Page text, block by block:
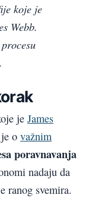
koje je
Webb.
je James
o važnim
poravnavanja
nadaju da
ranog svemira.